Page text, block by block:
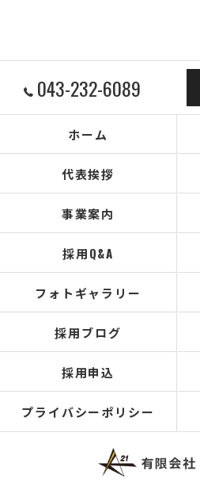
043-232-6089
ホーム
代表挨拶
事業案内
採用Q&A
フォトギャラリー
採用ブログ
採用申込
プライバシーポリシー